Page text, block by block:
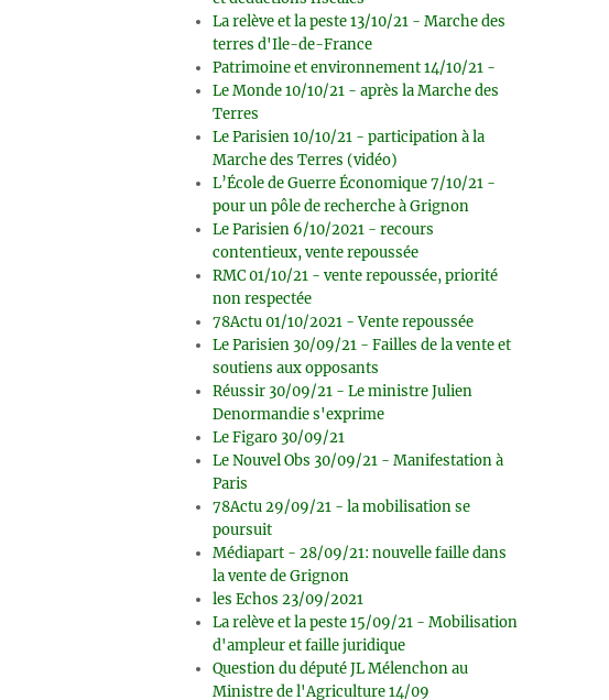
La relève et la peste 13/10/21 - Marche des
terres d'Ile-de-France
Patrimoine et environnement 14/10/21 -
Le Monde 10/10/21 - après la Marche des
Terres
Le Parisien 10/10/21 - participation à la
Marche des Terres (vidéo)
L’École de Guerre Économique 7/10/21 -
pour un pôle de recherche à Grignon
Le Parisien 6/10/2021 - recours
contentieux, vente repoussée
RMC 01/10/21 - vente repoussée, priorité
non respectée
78Actu 01/10/2021 - Vente repoussée
Le Parisien 30/09/21 - Failles de la vente et
soutiens aux opposants
Réussir 30/09/21 - Le ministre Julien
Denormandie s'exprime
Le Figaro 30/09/21
Le Nouvel Obs 30/09/21 - Manifestation à
Paris
78Actu 29/09/21 - la mobilisation se
poursuit
Médiapart - 28/09/21: nouvelle faille dans
la vente de Grignon
les Echos 23/09/2021
La relève et la peste 15/09/21 - Mobilisation
d'ampleur et faille juridique
Question du député JL Mélenchon au
Ministre de l'Agriculture 14/09